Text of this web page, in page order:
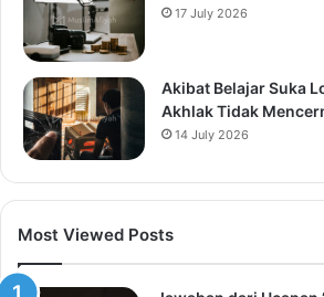
17 July 2026
Akibat Belajar Suka
Akhlak Tidak
14 July 2026
Most Viewed Posts